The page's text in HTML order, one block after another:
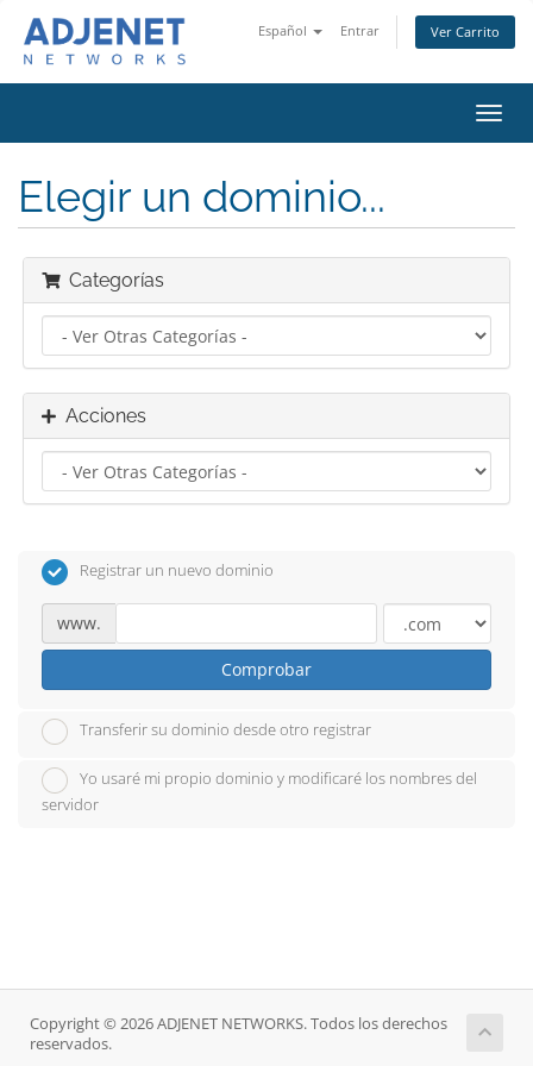
Español Entrar Ver Carrito
Elegir un dominio...
Categorías
Acciones
Registrar un nuevo dominio
www.
Comprobar
Transferir su dominio desde otro registrar
Yo usaré mi propio dominio y modificaré los nombres del
servidor
Copyright © 2026 ADJENET NETWORKS. Todos los derechos
reservados.